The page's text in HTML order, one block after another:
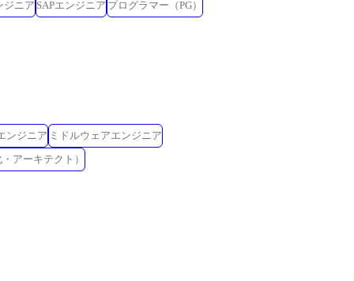
ジニア SAPエンジニア プログラマー（PG）
ンジニア ミドルウェアエンジニア
アーキテクト）